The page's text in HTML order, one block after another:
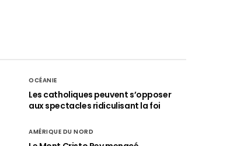
OCÉANIE
Les catholiques peuvent s’opposer
aux spectacles ridiculisant la foi
AMÉRIQUE DU NORD